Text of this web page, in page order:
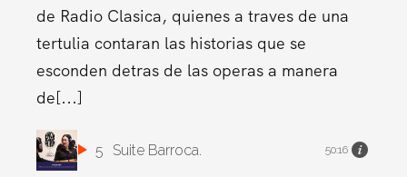
de Radio Clasica, quienes a traves de una
tertulia contaran las historias que se
esconden detras de las operas a manera
de[...]
5 Suite Barroca. 50:16